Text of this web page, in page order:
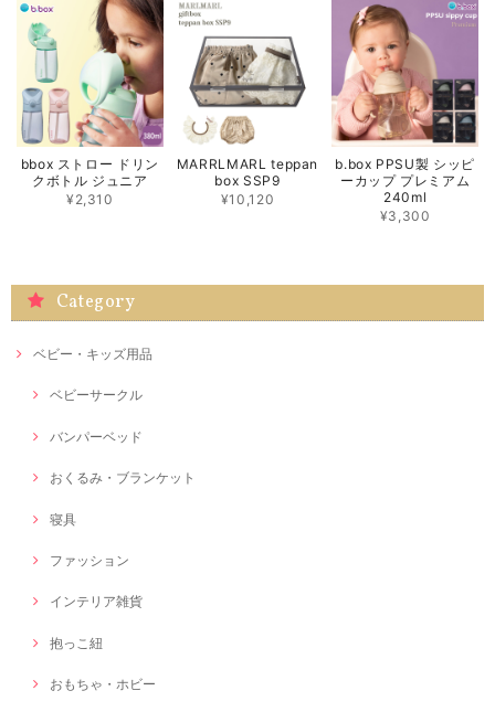
bbox ストロー ドリン
クボトル ジュニア
¥2,310
MARRLMARL teppan
box SSP9
¥10,120
b.box PPSU製 シッピ
ーカップ プレミアム
240ml
¥3,300
Category
ベビー・キッズ用品
ベビーサークル
バンパーベッド
おくるみ・ブランケット
寝具
ファッション
インテリア雑貨
抱っこ紐
おもちゃ・ホビー